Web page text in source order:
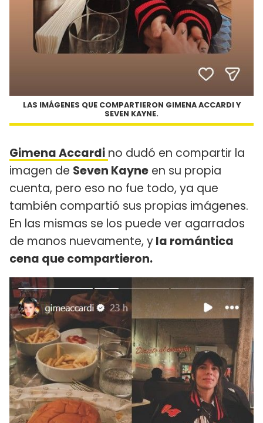
LAS IMÁGENES QUE COMPARTIERON GIMENA ACCARDI Y
SEVEN KAYNE.
Gimena Accardi no dudó en compartir la
imagen de Seven Kayne en su propia
cuenta, pero eso no fue todo, ya que
también compartió sus propias imágenes.
En las mismas se los puede ver agarrados
de manos nuevamente, yla romántica
cena que compartieron.